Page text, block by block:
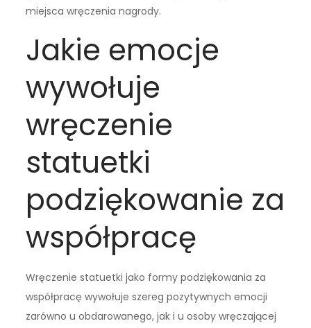
miejsca wręczenia nagrody.
Jakie emocje
wywołuje
wręczenie
statuetki
podziękowanie za
współpracę
Wręczenie statuetki jako formy podziękowania za
współpracę wywołuje szereg pozytywnych emocji
zarówno u obdarowanego, jak i u osoby wręczającej